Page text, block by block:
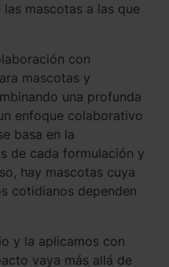
mascotas a las que
con
mascotas y
una profunda
enfoque colaborativo
basa en la
de cada formulación y
hay mascotas cuya
cotidianos dependen
y la aplicamos con
vaya más allá de